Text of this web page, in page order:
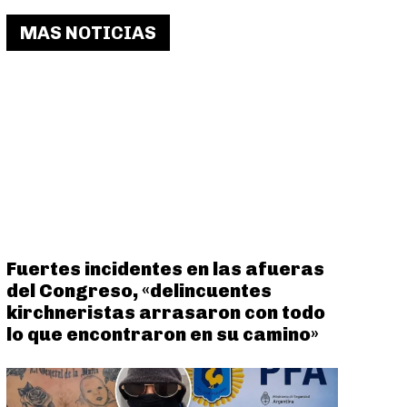
MAS NOTICIAS
Fuertes incidentes en las afueras
del Congreso, «delincuentes
kirchneristas arrasaron con todo
lo que encontraron en su camino»